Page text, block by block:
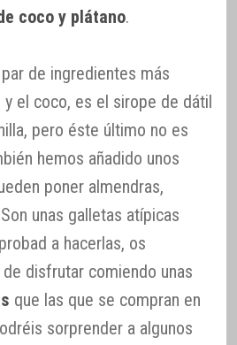
coco y plátano.
de ingredientes más
el coco, es el sirope de dátil
pero éste último no es
hemos añadido unos
poner almendras,
unas galletas atípicas
a hacerlas, os
disfrutar comiendo unas
que las que se compran en
sorprender a algunos